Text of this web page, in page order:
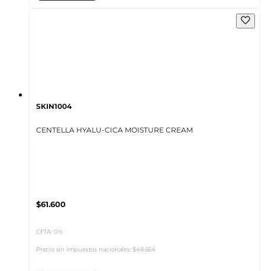
SKIN1004
CENTELLA HYALU-CICA MOISTURE CREAM
$61.600
CFTA: 0%
Precio sin impuestos nacionales:$48.664